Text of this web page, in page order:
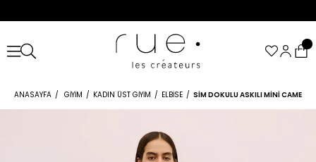
ANASAYFA GIYIM KADIN ÜST GIYIM ELBISE SIM DOKULU ASKILI MINI CAMEL